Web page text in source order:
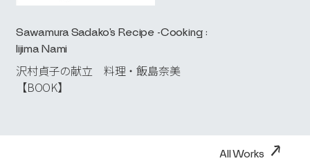
Sawamura Sadako’s Recipe -Cooking :
Iijima Nami
沢村貞子の献立 料理・飯島奈美
【BOOK】
All Works→